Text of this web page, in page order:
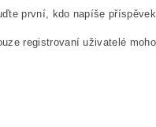
první, kdo napíše
registrovaní uživatelé